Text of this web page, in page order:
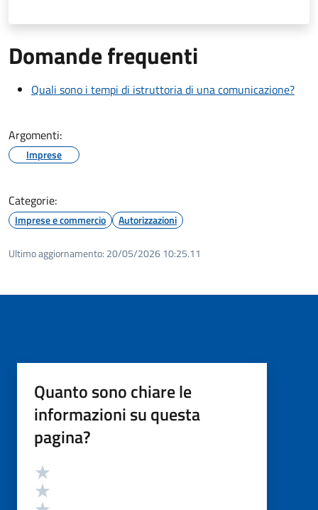
Domande frequenti
Quali sono i tempi di istruttoria di una comunicazione?
Argomenti:
Imprese
Categorie:
Imprese e commercio Autorizzazioni
Ultimo aggiornamento: 20/05/2026 10:25.11
Quanto sono chiare le
informazioni su questa
pagina?
Valutazione